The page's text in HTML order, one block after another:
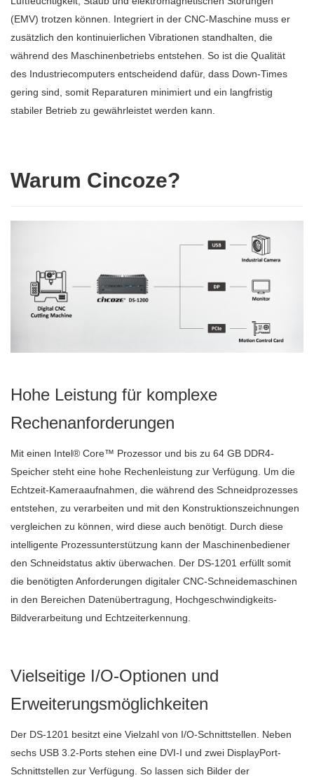
(EMV) trotzen können. Integriert in der CNC-Maschine muss er
zusätzlich den kontinuierlichen Vibrationen standhalten, die
während des Maschinenbetriebs entstehen. So ist die Qualität
des Industriecomputers entscheidend dafür, dass Down-Times
gering sind, somit Reparaturen minimiert und ein langfristig
stabiler Betrieb zu gewährleistet werden kann.
Warum Cincoze?
Hohe Leistung für komplexe
Rechenanforderungen
Mit einen Intel® Core™ Prozessor und bis zu 64 GB DDR4-
Speicher steht eine hohe Rechenleistung zur Verfügung. Um die
Echtzeit-Kameraaufnahmen, die während des Schneidprozesses
entstehen, zu verarbeiten und mit den Konstruktionszeichnungen
vergleichen zu können, wird diese auch benötigt. Durch diese
intelligente Prozessunterstützung kann der Maschinenbediener
den Schneidstatus aktiv überwachen. Der DS-1201 erfüllt somit
die benötigten Anforderungen digitaler CNC-Schneidemaschinen
in den Bereichen Datenübertragung, Hochgeschwindigkeits-
Bildverarbeitung und Echtzeiterkennung.
Vielseitige I/O-Optionen und
Erweiterungsmöglichkeiten
Der DS-1201 besitzt eine Vielzahl von I/O-Schnittstellen. Neben
sechs USB 3.2-Ports stehen eine DVI-I und zwei DisplayPort-
Schnittstellen zur Verfügung. So lassen sich Bilder der